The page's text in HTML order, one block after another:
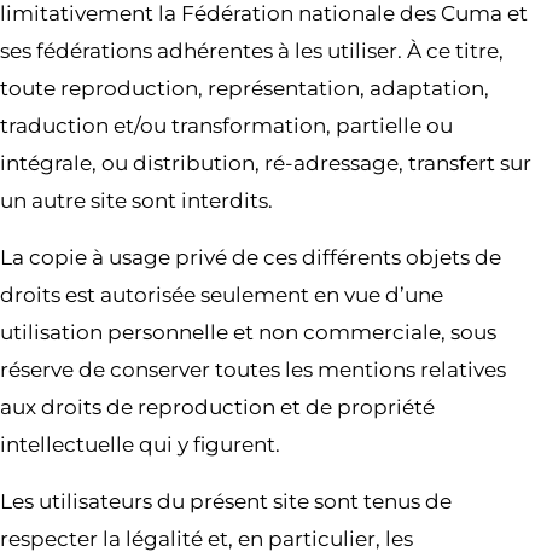
limitativement la Fédération nationale des Cuma et
ses fédérations adhérentes à les utiliser. À ce titre,
toute reproduction, représentation, adaptation,
traduction et/ou transformation, partielle ou
intégrale, ou distribution, ré-adressage, transfert sur
un autre site sont interdits.
La copie à usage privé de ces différents objets de
droits est autorisée seulement en vue d’une
utilisation personnelle et non commerciale, sous
réserve de conserver toutes les mentions relatives
aux droits de reproduction et de propriété
intellectuelle qui y figurent.
Les utilisateurs du présent site sont tenus de
respecter la légalité et, en particulier, les